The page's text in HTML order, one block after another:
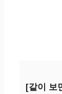
[같이 보